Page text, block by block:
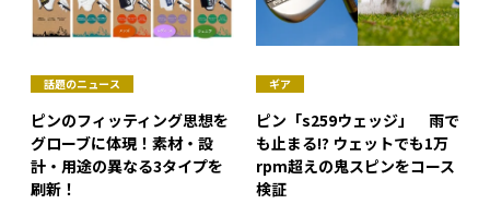
話題のニュース
ピンのフィッティング思想を
グローブに体現！素材・設
計・用途の異なる3タイプを
刷新！
ギア
ピン「s259ウェッジ」 雨で
も止まる!? ウェットでも1万
rpm超えの鬼スピンをコース
検証